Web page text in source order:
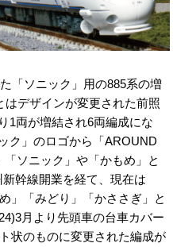
「ソニック」用の885系の増
デザインが変更された前照
1両が増結され6両編成にな
ク」のロゴから「AROUND
ソニック」や「かもめ」と
幹線開業を経て、現在は
」「みどり」「かささぎ」と
月より先頭車の台車カバー
状のものに変更された編成が